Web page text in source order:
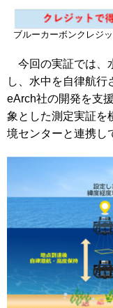
ブルーカーボンクレジ
今回の実証では、
し、水中を自律航行
eArch社の開発を支
象とした測定実証を
境センターと連携し